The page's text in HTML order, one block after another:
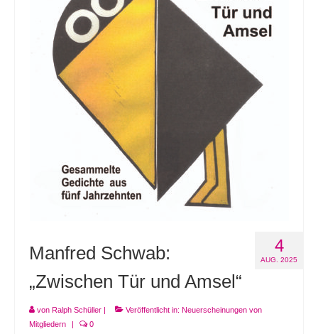
4
AUG. 2025
Manfred Schwab:
„Zwischen Tür und Amsel“
von Ralph Schüller | Veröffentlicht in: Neuerscheinungen von
Mitgliedern
| 0